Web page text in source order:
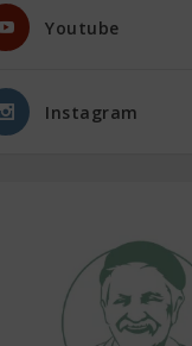
Youtube
Instagram